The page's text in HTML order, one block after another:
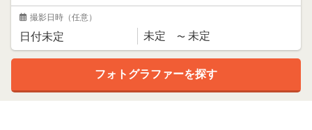
撮影日時 （任意）